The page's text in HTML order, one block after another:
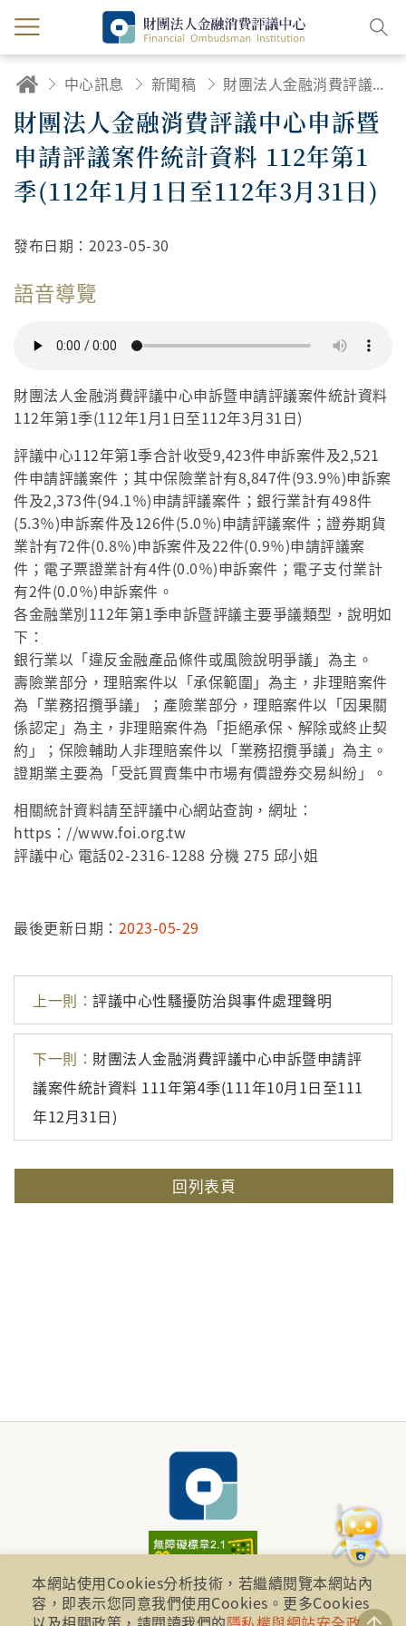
中心訊息 新聞稿 財團法人金融消費評議中心申訴暨申請評議案件統計資料 112年第1季(112年1月1日至112年3月31日)
財團法人金融消費評議中心申訴暨
申請評議案件統計資料 112年第1
季(112年1月1日至112年3月31日)
發布日期： 2023-05-30
語音導覽
財團法人金融消費評議中心申訴暨申請評議案件統計資料
112年第1季(112年1月1日至112年3月31日)
評議中心112年第1季合計收受9,423件申訴案件及2,521
件申請評議案件；其中保險業計有8,847件(93.9％)申訴案
件及2,373件(94.1％)申請評議案件；銀行業計有498件
(5.3％)申訴案件及126件(5.0％)申請評議案件；證券期貨
業計有72件(0.8％)申訴案件及22件(0.9％)申請評議案
件；電子票證業計有4件(0.0％)申訴案件；電子支付業計
有2件(0.0％)申訴案件。
各金融業別112年第1季申訴暨評議主要爭議類型，說明如
下：
銀行業以「違反金融產品條件或風險說明爭議」為主。
壽險業部分，理賠案件以「承保範圍」為主，非理賠案件
為「業務招攬爭議」；產險業部分，理賠案件以「因果關
係認定」為主，非理賠案件為「拒絕承保、解除或終止契
約」；保險輔助人非理賠案件以「業務招攬爭議」為主。
證期業主要為「受託買賣集中市場有價證券交易糾紛」。
相關統計資料請至評議中心網站查詢，網址：
https：//www.foi.org.tw
評議中心 電話02-2316-1288 分機 275 邱小姐
最後更新日期： 2023-05-29
上一則： 評議中心性騷擾防治與事件處理聲明
下一則： 財團法人金融消費評議中心申訴暨申請評
議案件統計資料 111年第4季(111年10月1日至111
年12月31日)
回列表頁
財團法人金融消費評議中心 著作權所有
地址：10041台北市忠孝西路一段四號17樓(崇聖大樓)
本網站使用Cookies分析技術，若繼續閱覽本網站內
容，即表示您同意我們使用Cookies。更多Cookies